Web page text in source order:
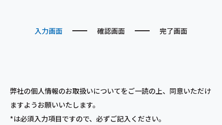
法令遵守方針
入力画面 確認画面 完了画面
弊社の個人情報のお取扱いについてをご一読の上、同意いただけ
ますようお願いいたします。
*は必須入力項目ですので、必ずご記入ください。